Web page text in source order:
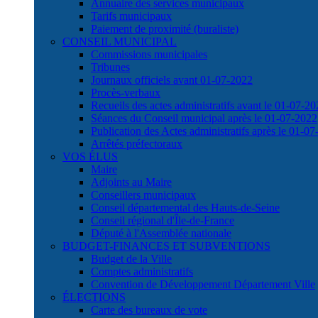
Annuaire des services municipaux
Tarifs municipaux
Paiement de proximité (buraliste)
CONSEIL MUNICIPAL
Commissions municipales
Tribunes
Journaux officiels avant 01-07-2022
Procès-verbaux
Recueils des actes administratifs avant le 01-07-
Séances du Conseil municipal après le 01-07-2022
Publication des Actes administratifs après le 01-
Arrêtés préfectoraux
VOS ÉLUS
Maire
Adjoints au Maire
Conseillers municipaux
Conseil départemental des Hauts-de-Seine
Conseil régional d'Île-de-France
Député à l'Assemblée nationale
BUDGET-FINANCES ET SUBVENTIONS
Budget de la Ville
Comptes administratifs
Convention de Développement Département Ville
ÉLECTIONS
Carte des bureaux de vote